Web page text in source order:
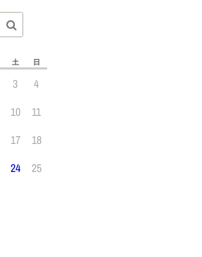
土 日
3
4
10
11
17
18
24
25